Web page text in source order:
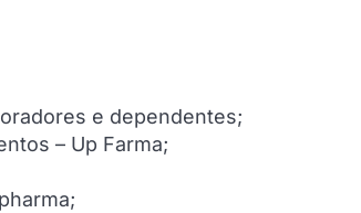
e dependentes;
– Up Farma;